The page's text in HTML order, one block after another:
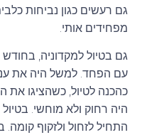
גם רעשים כגון נביחות
מפחידים אותי.
גם בטיול למקדוניה,
עם הפחד. למשל היה את
כהכנה לטיול, כשהציגו
היה רחוק ולא מוחשי.
התחיל לזחול ולזקוף